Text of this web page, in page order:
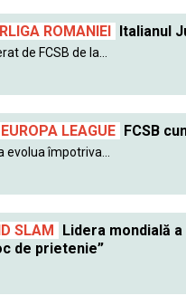
ROMANIEI Italianul
de FCSB de la...
LEAGUE FCSB
evolua împotriva...
SLAM Lidera mondială
de prietenie”